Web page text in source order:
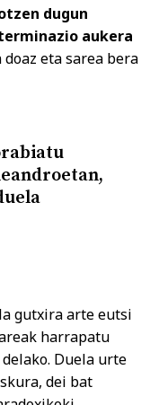
dugun
aukera
eta sarea bera
gutxira arte eutsi
harrapatu
Duela urte
dei bat